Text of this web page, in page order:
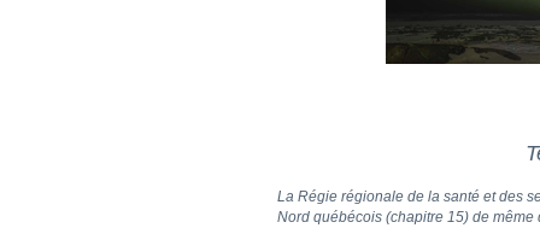
La Régie régionale de la santé et des
Nord québécois (chapitre 15) de